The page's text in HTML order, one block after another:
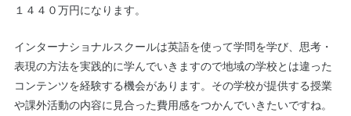
１４４０万円になります。
インターナショナルスクールは英語を使って学問を学び、思考・
表現の方法を実践的に学んでいきますので地域の学校とは違った
コンテンツを経験する機会があります。その学校が提供する授業
や課外活動の内容に見合った費用感をつかんでいきたいですね。